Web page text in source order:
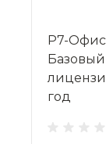
Р7-
год